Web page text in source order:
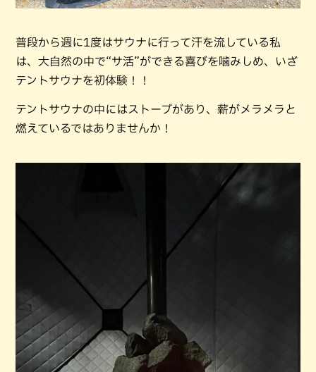
普段から週に1度はサウナに行って汗を流している私
は、大自然の中で“サ活”ができる喜びを噛みしめ、いざ
テントサウナを初体験！！
テントサウナの中にはストーブがあり、薪がメラメラと
燃えているではありませんか！